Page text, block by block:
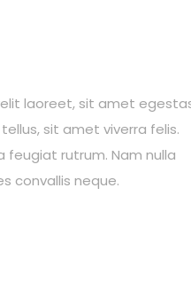
laoreet, sit amet
sit amet viverra felis.
rutrum. Nam nulla
convallis neque.